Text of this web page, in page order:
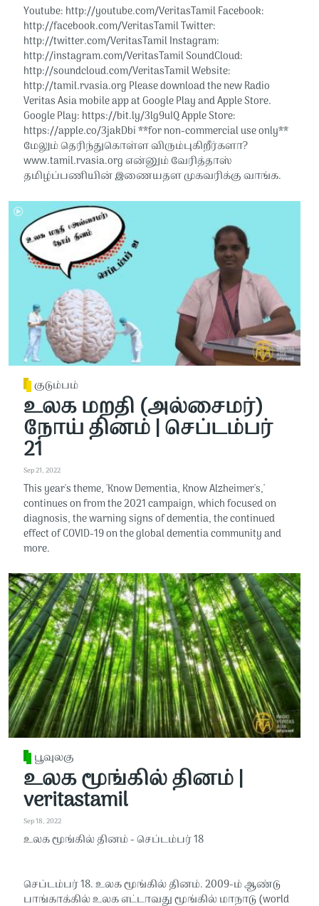
Youtube: http://youtube.com/VeritasTamil​​ Facebook:
http://facebook.com/VeritasTamil​​ Twitter:
http://twitter.com/VeritasTamil​​ Instagram:
http://instagram.com/VeritasTamil​​ SoundCloud:
http://soundcloud.com/VeritasTamil​​ Website:
http://tamil.rvasia.org Please download the new Radio
Veritas Asia mobile app at Google Play and Apple Store.
Google Play: https://bit.ly/3lg9uIQ Apple Store:
https://apple.co/3jakDbi​​ **for non-commercial use only**
மேலும் தெரிந்துகொள்ள விரும்புகிறீர்களா?
www.tamil.rvasia.org என்னும் வேரித்தாஸ்
தமிழ்ப்பணியின் இணையதள முகவரிக்கு வாங்க.
குடும்பம்
உலக மறதி (அல்சைமர்)
நோய் தினம் | செப்டம்பர்
21
Sep 21, 2022
This year's theme, 'Know Dementia, Know Alzheimer's,'
continues on from the 2021 campaign, which focused on
diagnosis, the warning signs of dementia, the continued
effect of COVID-19 on the global dementia community and
more.
பூவுலகு
உலக மூங்கில் தினம் |
veritastamil
Sep 18, 2022
உலக மூங்கில் தினம் - செப்டம்பர் 18
செப்டம்பர் 18. உலக மூங்கில் தினம். 2009-ம் ஆண்டு
பாங்காக்கில் உலக எட்டாவது மூங்கில் மாநாடு (world